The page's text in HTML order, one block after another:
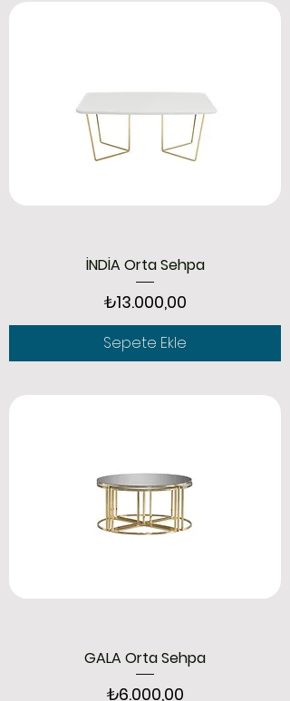
İNDİA Orta Sehpa
Fiyat
₺13.000,00
Sepete Ekle
GALA Orta Sehpa
Fiyat
₺6.000,00